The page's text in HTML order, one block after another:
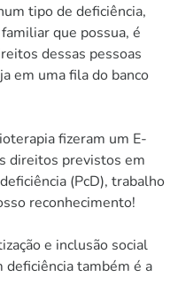
tipo de deficiência,
que possua, é
dessas pessoas
em uma fila do banco
fizeram um E-
direitos previstos em
(PcD), trabalho
reconhecimento!
e inclusão social
deficiência também é a